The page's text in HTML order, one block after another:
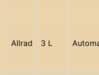
Allrad 3 L